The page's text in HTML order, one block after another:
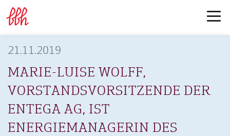
21.11.2019
MARIE-LUISE WOLFF,
VORSTANDSVORSITZENDE DER
ENTEGA AG, IST
ENERGIEMANAGERIN DES